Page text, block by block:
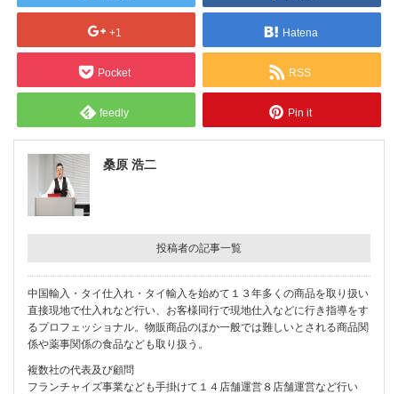
+1 Hatena
Pocket RSS
feedly Pin it
桑原 浩二
投稿者の記事一覧
中国輸入・タイ仕入れ・タイ輸入を始めて１３年多くの商品を取り扱い
直接現地で仕入れなど行い、お客様同行で現地仕入などに行き指導をす
るプロフェッショナル。物販商品のほか一般では難しいとされる商品関
係や薬事関係の食品なども取り扱う。
複数社の代表及び顧問
フランチャイズ事業なども手掛けて１４店舗運営８店舗運営など行い